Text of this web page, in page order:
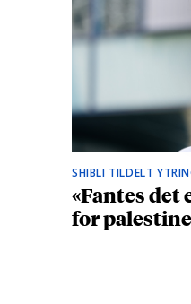
SHIBLI TILDELT
«Fantes det
for